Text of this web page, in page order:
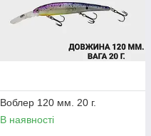
Воблер 120 мм. 20 г.
В наявності